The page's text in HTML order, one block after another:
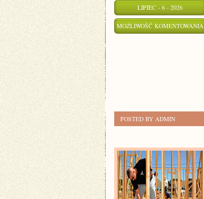
LIPIEC - 6 - 2026
MOŻLIWOŚĆ KOMENTOWANIA
POSTED BY ADMIN